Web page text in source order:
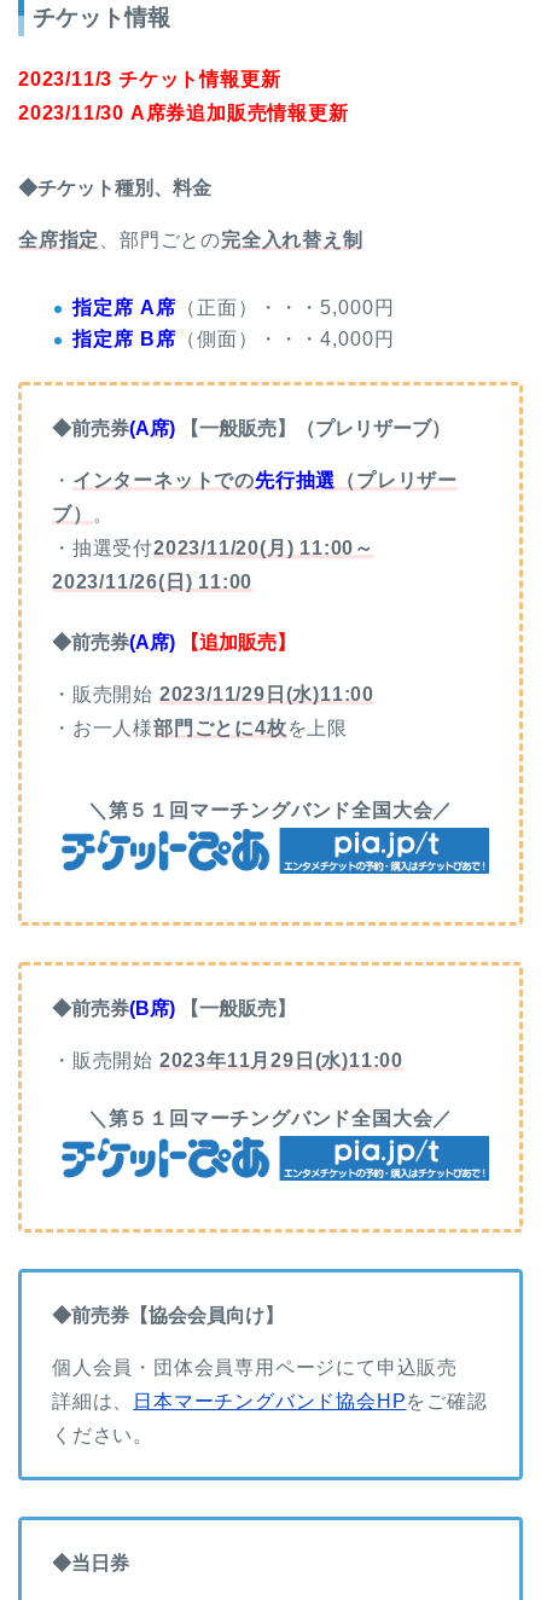
チケット情報
2023/11/3 チケット情報更新
2023/11/30 A席券追加販売情報更新
◆チケット種別、料金
全席指定 、部門ごとの完全入れ替え制
指定席 A席 （正面）・・・5,000円
指定席 B席 （側面）・・・4,000円
◆前売券(A席) 【一般販売】（プレリザーブ）
・ インターネットでの先行抽選
（プレリザー
ブ）
。
・抽選受付2023/11/20(月) 11:00～
2023/11/26(日) 11:00
◆前売券(A席) 【追加販売】
・販売開始 2023/11/29日(水)11:00
・お一人様部門ごとに4枚を上限
＼第５１回マーチングバンド全国大会／
◆前売券(B席) 【一般販売】
・販売開始 2023年11月29日(水)11:00
＼第５１回マーチングバンド全国大会／
◆前売券【協会会員向け】
個人会員・団体会員専用ページにて申込販売
詳細は、
日本マーチングバンド協会HPをご確認
ください。
◆当日券